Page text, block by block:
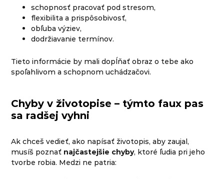
schopnosť pracovať pod stresom,
flexibilita a prispôsobivosť,
obľuba výziev,
dodržiavanie termínov.
Tieto informácie by mali dopĺňať obraz o tebe ako
spoľahlivom a schopnom uchádzačovi.
Chyby v životopise – týmto faux pas
sa radšej vyhni
Ak chceš vedieť, ako napísať životopis, aby zaujal,
musíš poznať najčastejšie chyby, ktoré ľudia pri jeho
tvorbe robia. Medzi ne patria: